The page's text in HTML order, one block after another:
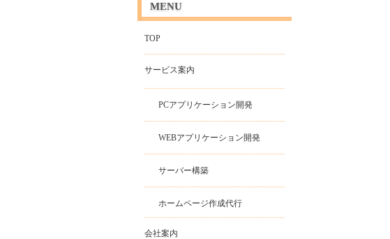
MENU
TOP
サービス案内
PCアプリケーション開発
WEBアプリケーション開発
サーバー構築
ホームページ作成代行
会社案内